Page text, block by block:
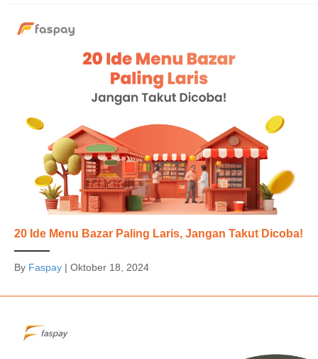
20 Ide Menu Bazar Paling Laris, Jangan Takut Dicoba!
By Faspay | Oktober 18, 2024